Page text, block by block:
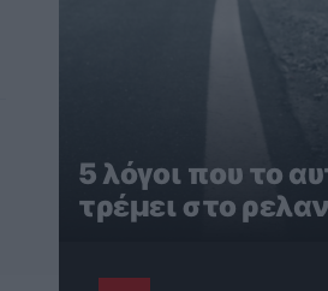
5 λόγοι που το
τρέμει στο